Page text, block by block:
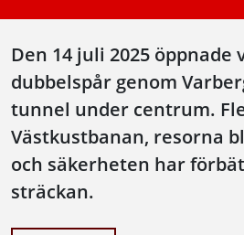
Den 14 juli 2025 öppnade
dubbelspår genom
tunnel under centrum.
Västkustbanan, resorna
och säkerheten har
sträckan.